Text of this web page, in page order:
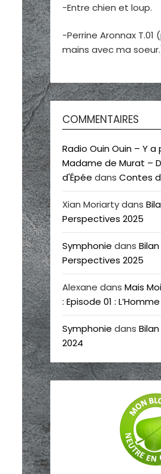
-Entre chien et loup.
-Perrine Aronnax
mains avec ma
COMMENTAIRES
Radio Ouin Ouin – Y a
Madame de Murat –
d'Épée dans Contes
Xian Moriartydans
Perspectives 2025
Symphonie dans
Perspectives 2025
Alexane dans Mais
: Episode 01 :
Symphonie dans
2024